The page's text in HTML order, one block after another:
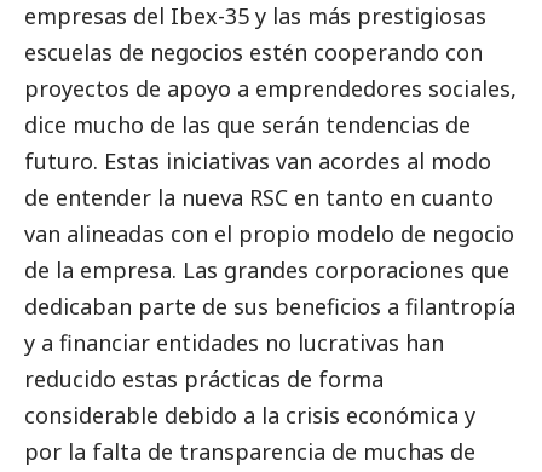
empresas del Ibex-35 y las más prestigiosas
escuelas de negocios estén cooperando con
proyectos de apoyo a emprendedores sociales,
dice mucho de las que serán tendencias de
futuro. Estas iniciativas van acordes al modo
de entender la nueva RSC en tanto en cuanto
van alineadas con el propio modelo de negocio
de la empresa. Las grandes corporaciones que
dedicaban parte de sus beneficios a filantropía
y a financiar entidades no lucrativas han
reducido estas prácticas de forma
considerable debido a la crisis económica y
por la falta de transparencia de muchas de